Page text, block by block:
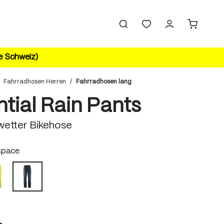
Schweiz)
Fahrradhosen Herren / Fahrradhosen lang
Rain Pants
Bikehose
yellow
outerspace